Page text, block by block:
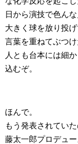
日から演技で色ん
大きく球を放り投
言葉を重ねてぶつ
人とも台本には細
込むぞ。
ほんで。
もう発表されてい
藤太一郎プロデュ